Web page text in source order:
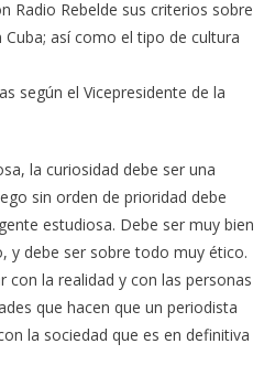
Radio Rebelde sus criterios sobre
así como el tipo de cultura
según el Vicepresidente de la
la curiosidad debe ser una
sin orden de prioridad debe
estudiosa. Debe ser muy bien
debe ser sobre todo muy ético.
con la realidad y con las personas
que hacen que un periodista
la sociedad que es en definitiva